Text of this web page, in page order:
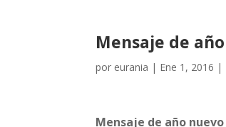
Mensaje de
por eurania | Ene 1, 2016 |
Mensaje de año nuevo